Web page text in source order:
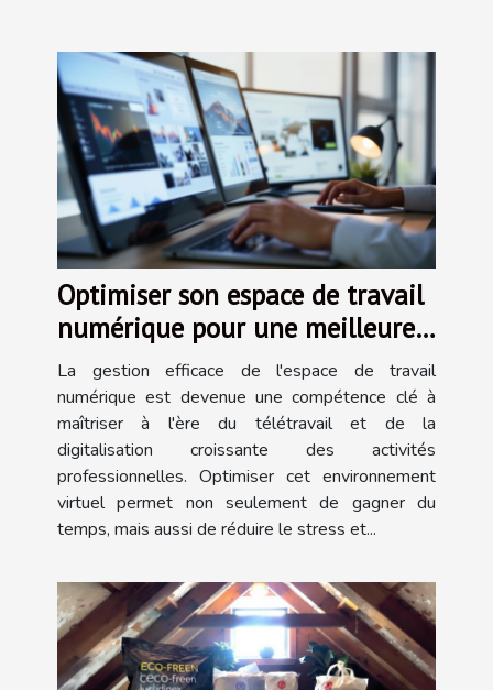
Optimiser son espace de travail
numérique pour une meilleure
productivité
La gestion efficace de l'espace de travail
numérique est devenue une compétence clé à
maîtriser à l'ère du télétravail et de la
digitalisation croissante des activités
professionnelles. Optimiser cet environnement
virtuel permet non seulement de gagner du
temps, mais aussi de réduire le stress et...